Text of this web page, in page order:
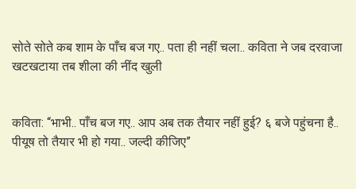
सोते सोते कब शाम के पाँच बज गए.. पता ही नहीं चला.. कविता ने जब दरवाजा
खटखटाया तब शीला की नींद खुली
कविता: “भाभी.. पाँच बज गए.. आप अब तक तैयार नहीं हुई? ६ बजे पहुंचना है..
पीयूष तो तैयार भी हो गया.. जल्दी कीजिए”